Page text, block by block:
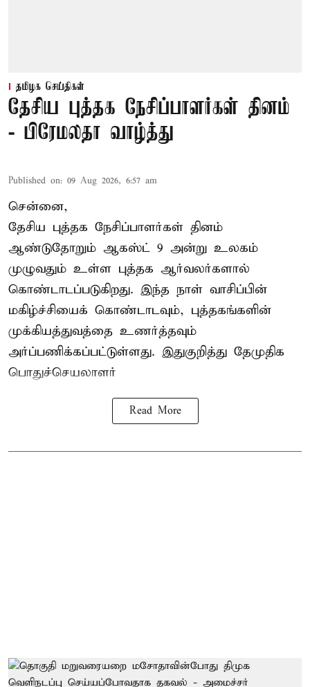
தமிழக செய்திகள்
தேசிய புத்தக நேசிப்பாளர்கள் தினம்
- பிரேமலதா வாழ்த்து
Published on: 09 Aug 2026, 6:57 am
சென்னை,
தேசிய புத்தக நேசிப்பாளர்கள் தினம்
ஆண்டுதோறும் ஆகஸ்ட் 9 அன்று உலகம்
முழுவதும் உள்ள புத்தக ஆர்வலர்களால்
கொண்டாடப்படுகிறது. இந்த நாள் வாசிப்பின்
மகிழ்ச்சியைக் கொண்டாடவும், புத்தகங்களின்
முக்கியத்துவத்தை உணர்த்தவும்
அர்ப்பணிக்கப்பட்டுள்ளது. இதுகுறித்து தேமுதிக
பொதுச்செயலாளர்
Read More